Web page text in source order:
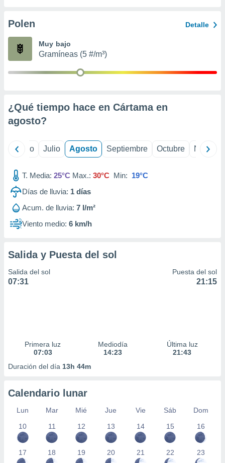
e
mediante
de
1199
Polen Detalle
Muy bajo
Gramíneas (5 #/m³)
¿Qué tiempo hace en Cártama en
agosto?
Junio Julio Agosto Septiembre Octubre
T. Media: 25°C Max.: 30°C Min: 19°C
Días de lluvia: 1 días
Acum. de lluvia: 7 l/m²
Viento medio: 6 km/h
Salida y Puesta del sol
Salida del sol
07:31
Puesta del sol
21:15
Primera luz
07:03
Mediodía
14:23
Última luz
21:43
Duración del día 13h 44m
Calendario lunar
Lun Mar Mié Jue Vie Sáb
Dom
10
11 12 13 14 15 16
17 18 19 20 21 22 23